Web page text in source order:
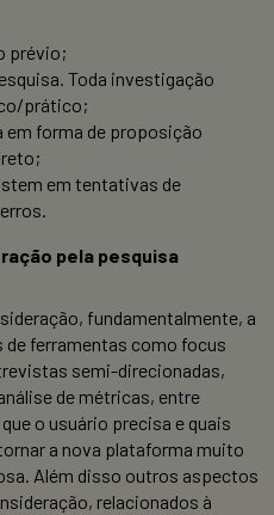
prévio;
Toda investigação
prático;
forma de proposição
em tentativas de
pela pesquisa
fundamentalmente, a
de ferramentas como focus
semi-direcionadas,
de métricas, entre
o usuário precisa e quais
a nova plataforma muito
Além disso outros aspectos
relacionados à